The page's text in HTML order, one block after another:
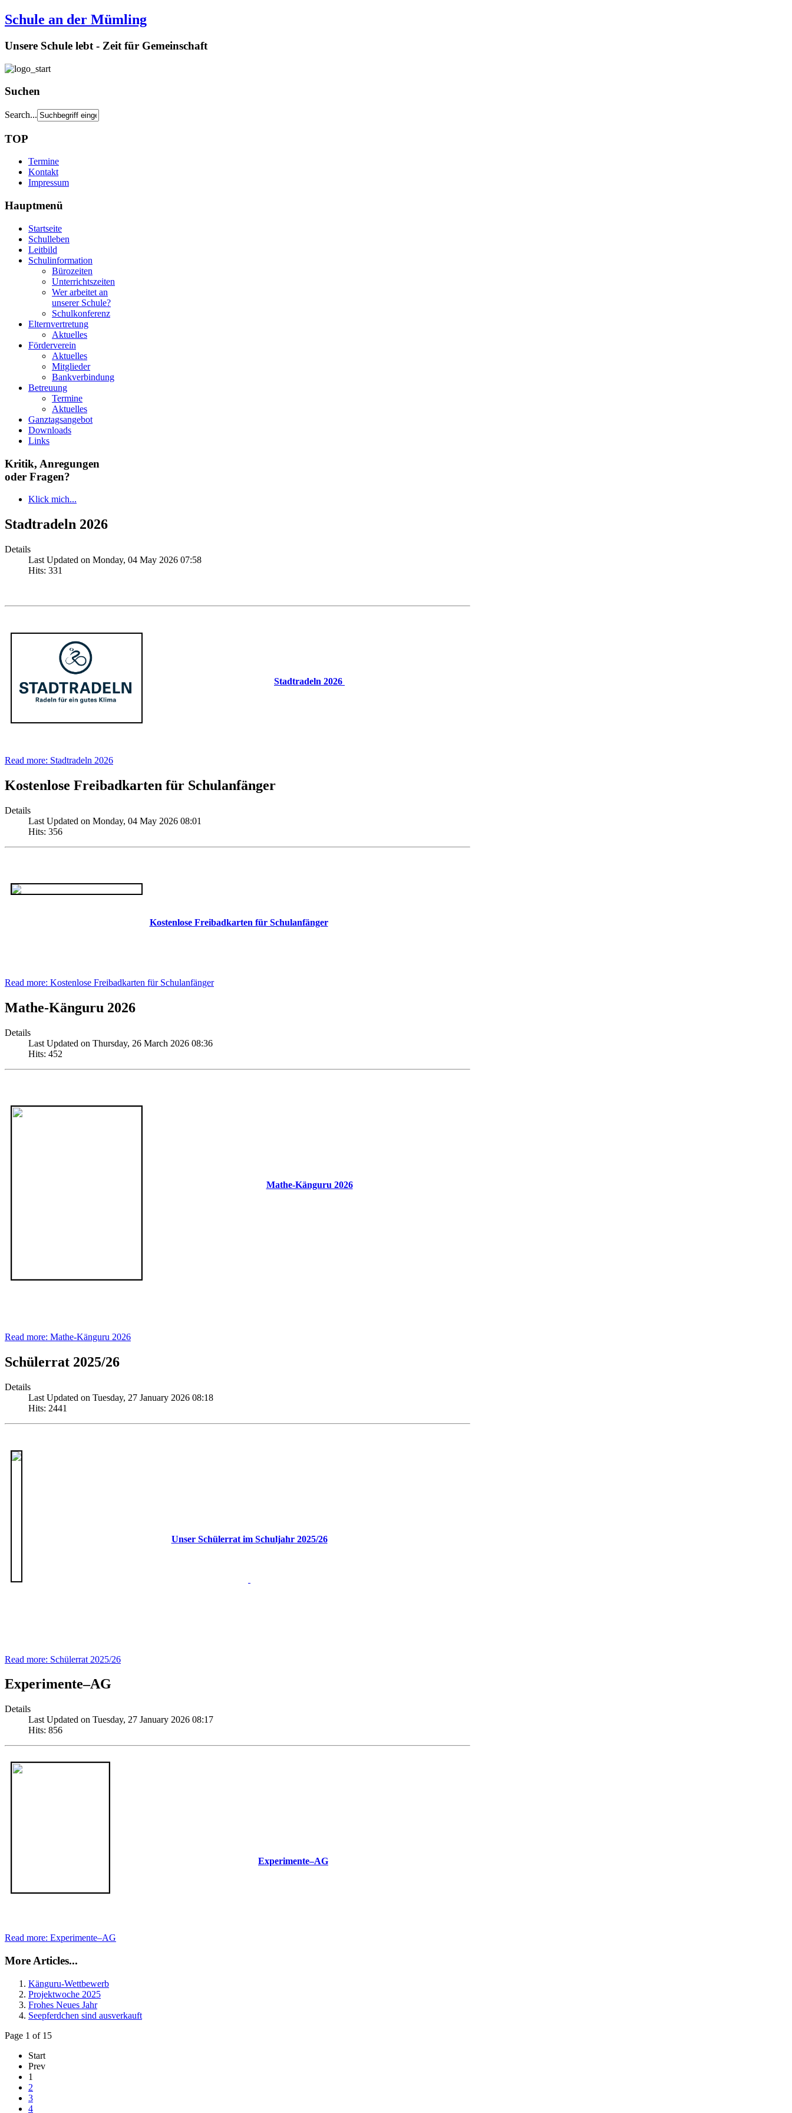
Schule an der Mümling
Unsere Schule lebt - Zeit für Gemeinschaft
Suchen
Search...
TOP
Termine
Kontakt
Impressum
Hauptmenü
Startseite
Schulleben
Leitbild
Schulinformation
Bürozeiten
Unterrichtszeiten
Wer arbeitet an
unserer Schule?
Schulkonferenz
Elternvertretung
Aktuelles
Förderverein
Aktuelles
Mitglieder
Bankverbindung
Betreuung
Termine
Aktuelles
Ganztagsangebot
Downloads
Links
Kritik, Anregungen
oder Fragen?
Klick mich...
Stadtradeln 2026
Details
Last Updated on Monday, 04 May 2026 07:58
Hits: 331
Stadtradeln 2026
Read more: Stadtradeln 2026
Kostenlose Freibadkarten für Schulanfänger
Details
Last Updated on Monday, 04 May 2026 08:01
Hits: 356
Kostenlose Freibadkarten für Schulanfänger
Read more: Kostenlose Freibadkarten für Schulanfänger
Mathe-Känguru 2026
Details
Last Updated on Thursday, 26 March 2026 08:36
Hits: 452
Mathe-Känguru 2026
Read more: Mathe-Känguru 2026
Schülerrat 2025/26
Details
Last Updated on Tuesday, 27 January 2026 08:18
Hits: 2441
Unser Schülerrat im Schuljahr 2025/26
Read more: Schülerrat 2025/26
Experimente–AG
Details
Last Updated on Tuesday, 27 January 2026 08:17
Hits: 856
Experimente–AG
Read more: Experimente–AG
More Articles...
Känguru-Wettbewerb
Projektwoche 2025
Frohes Neues Jahr
Seepferdchen sind ausverkauft
Page 1 of 15
Start
Prev
1
2
3
4